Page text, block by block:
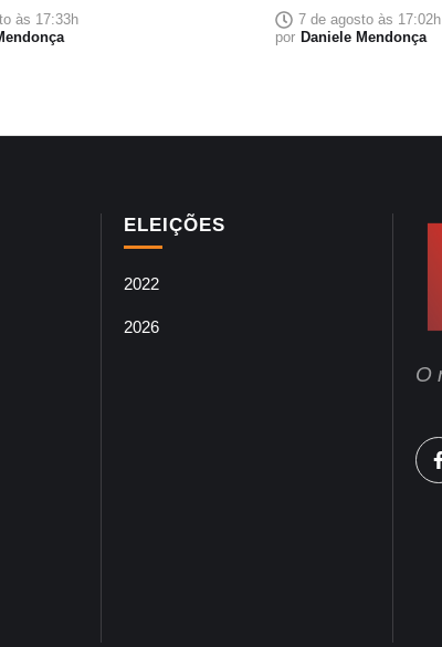
TRE-AM
às 17:33h
justas”
7 de agosto às 17:02h
por Daniele Mendonça
ELEIÇÕES
2022
2026
O